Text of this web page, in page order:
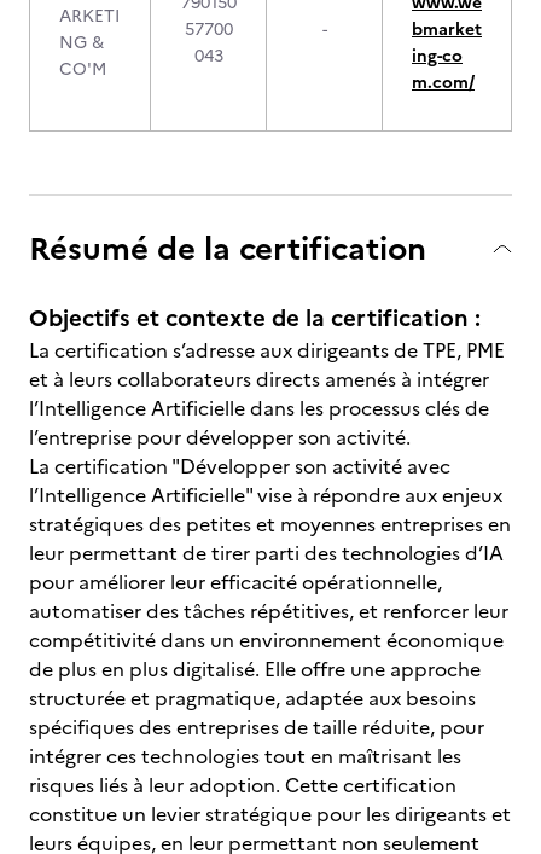
ARKETI
NG &
CO'M
57700
043
-
bmarket
ing-co
m.com/
Résumé de la certification
Objectifs et contexte de la certification :
La certification s’adresse aux dirigeants de TPE, PME
et à leurs collaborateurs directs amenés à intégrer
l’Intelligence Artificielle dans les processus clés de
l’entreprise pour développer son activité.
La certification "Développer son activité avec
l’Intelligence Artificielle" vise à répondre aux enjeux
stratégiques des petites et moyennes entreprises en
leur permettant de tirer parti des technologies d’IA
pour améliorer leur efficacité opérationnelle,
automatiser des tâches répétitives, et renforcer leur
compétitivité dans un environnement économique
de plus en plus digitalisé. Elle offre une approche
structurée et pragmatique, adaptée aux besoins
spécifiques des entreprises de taille réduite, pour
intégrer ces technologies tout en maîtrisant les
risques liés à leur adoption. Cette certification
constitue un levier stratégique pour les dirigeants et
leurs équipes, en leur permettant non seulement